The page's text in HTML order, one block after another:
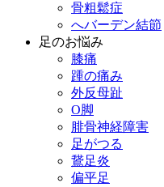
骨粗鬆症
へバーデン結節
足のお悩み
膝痛
踵の痛み
外反母趾
О脚
腓骨神経障害
足がつる
鵞足炎
偏平足